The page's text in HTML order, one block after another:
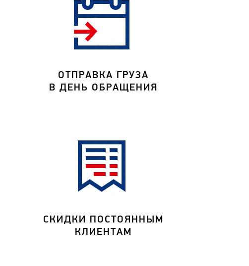
ОТПРАВКА ГРУЗА
В ДЕНЬ ОБРАЩЕНИЯ
СКИДКИ ПОСТОЯННЫМ
КЛИЕНТАМ